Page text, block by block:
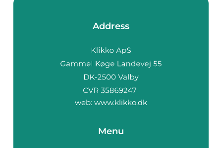
Address
web: www.klikko.dk
Menu